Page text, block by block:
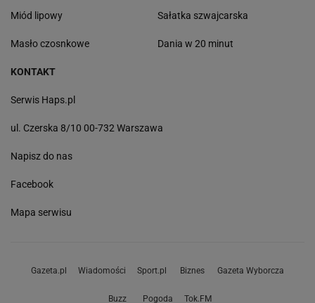
Miód lipowy
Masło czosnkowe
Sałatka szwajcarska
Dania w 20 minut
KONTAKT
Serwis Haps.pl
ul. Czerska 8/10 00-732 Warszawa
Napisz do nas
Facebook
Mapa serwisu
Gazeta.pl Wiadomości Sport.pl Biznes Gazeta Wyborcza
Buzz Pogoda Tok.FM